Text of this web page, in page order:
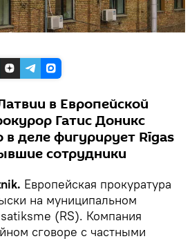
в Европейской
Гатис Доникс
деле фигурирует Rīgas
сотрудники
Европейская прокуратура
на муниципальном
(RS). Компания
сговоре с частными